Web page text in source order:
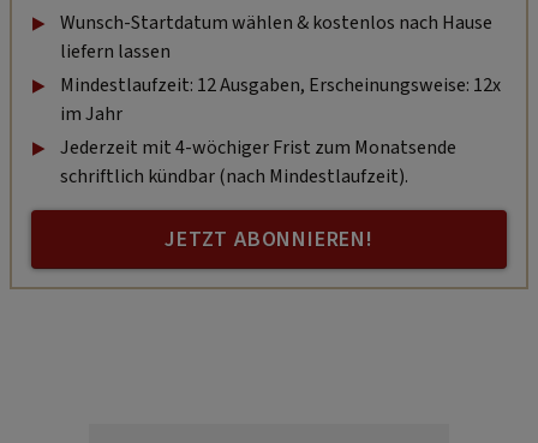
Wunsch-Startdatum wählen & kostenlos nach Hause
liefern lassen
Mindestlaufzeit: 12 Ausgaben, Erscheinungsweise: 12x
im Jahr
Jederzeit mit 4-wöchiger Frist zum Monatsende
schriftlich kündbar (nach Mindestlaufzeit).
JETZT ABONNIEREN!